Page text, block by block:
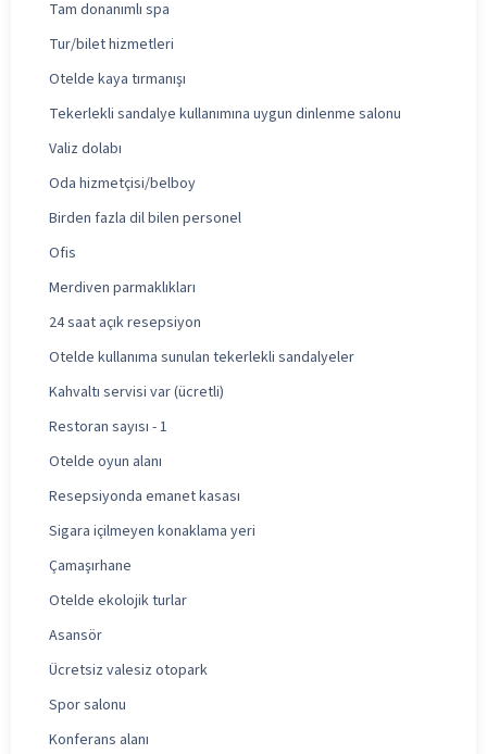
Tam donanımlı spa
Tur/bilet hizmetleri
Otelde kaya tırmanışı
Tekerlekli sandalye kullanımına uygun dinlenme salonu
Valiz dolabı
Oda hizmetçisi/belboy
Birden fazla dil bilen personel
Ofis
Merdiven parmaklıkları
24 saat açık resepsiyon
Otelde kullanıma sunulan tekerlekli sandalyeler
Kahvaltı servisi var (ücretli)
Restoran sayısı - 1
Otelde oyun alanı
Resepsiyonda emanet kasası
Sigara içilmeyen konaklama yeri
Çamaşırhane
Otelde ekolojik turlar
Asansör
Ücretsiz valesiz otopark
Spor salonu
Konferans alanı